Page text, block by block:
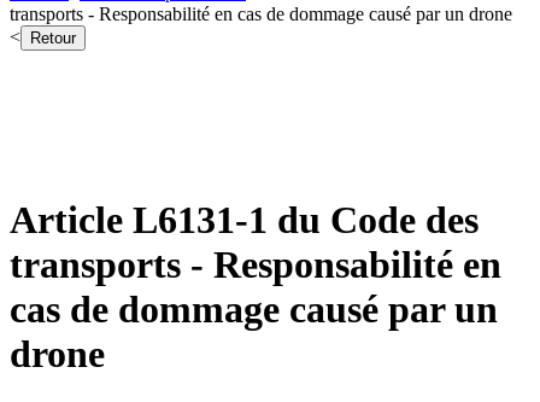
transports - Responsabilité en cas de dommage causé par un drone
<
Retour
Article L6131-1 du Code des
transports - Responsabilité en
cas de dommage causé par un
drone